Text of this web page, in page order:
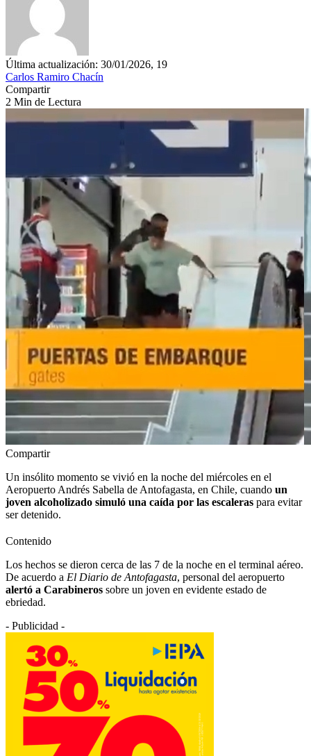
Última actualización: 30/01/2026, 19
Carlos Ramiro Chacín
Compartir
2 Min de Lectura
Compartir
Un insólito momento se vivió en la noche del miércoles en el
Aeropuerto Andrés Sabella de Antofagasta, en Chile, cuando un
joven alcoholizado simuló una caída por las escaleras para evitar
ser detenido.
Contenido
Los hechos se dieron cerca de las 7 de la noche en el terminal aéreo.
De acuerdo a El Diario de Antofagasta, personal del aeropuerto
alertó a Carabineros sobre un joven en evidente estado de
ebriedad.
- Publicidad -